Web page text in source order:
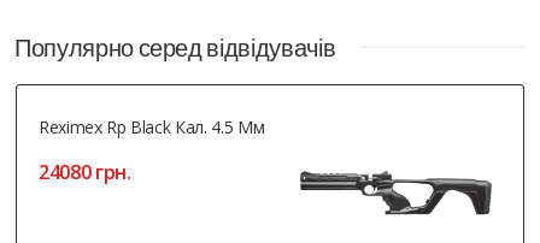
Популярно серед відвідувачів
Reximex Rp Black Кал. 4.5 Мм
24080 грн.